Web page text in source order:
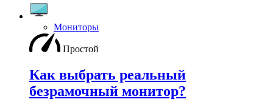
Мониторы
Простой
Как выбрать реальный
безрамочный монитор?